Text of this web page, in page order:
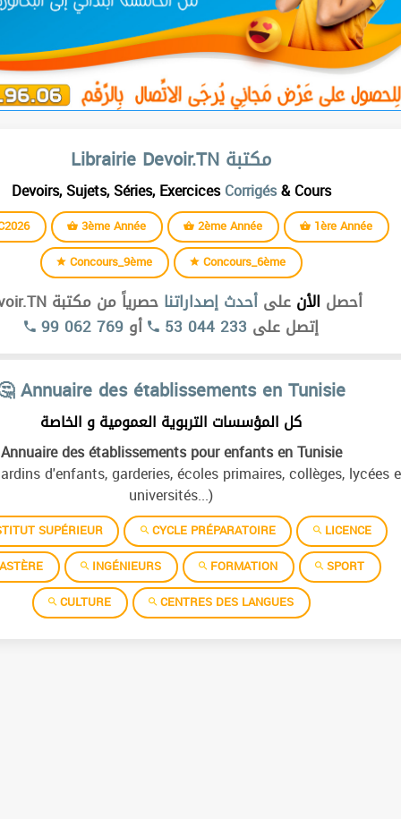
Librairie Devoir.TN مكتبة
Devoirs, Sujets, Séries, ExercicesCorrigés& Cours
3ème Année 2ème Année
1ère Année
Concours_9ème
Concours_6ème
أحصل الأن على أحدث إصداراتنا حصرياً من مكتبة Devoir.TN
إتصل على 53 044 233 أو99 062 769
Annuaire des établissements en Tunisie
كل المؤسسات التربوية العمومية و الخاصة
Annuaire des établissements pour enfants en Tunisie
d'enfants, garderies, écoles primaires, collèges, lycées
universités...)
SUPÉRIEUR CYCLE PRÉPARATOIRE
LICENCE
INGÉNIEURS FORMATION
SPORT
CULTURE
CENTRES DES LANGUES